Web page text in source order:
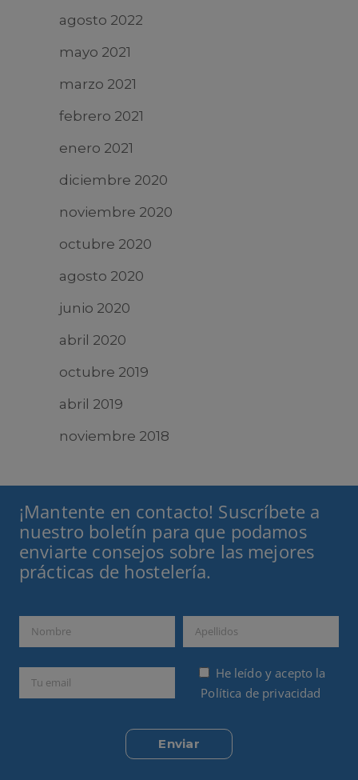
agosto 2022
mayo 2021
marzo 2021
febrero 2021
enero 2021
diciembre 2020
noviembre 2020
octubre 2020
agosto 2020
junio 2020
abril 2020
octubre 2019
abril 2019
noviembre 2018
¡Mantente en contacto! Suscríbete a
nuestro boletín para que podamos
enviarte consejos sobre las mejores
prácticas de hostelería.
He leído y acepto la
Política de privacidad